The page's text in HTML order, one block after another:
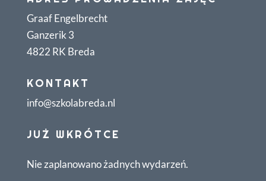
Graaf Engelbrecht
Ganzerik 3
4822 RK Breda
KONTAKT
info@szkolabreda.nl
JUŻ WKRÓTCE
Nie zaplanowano żadnych wydarzeń.